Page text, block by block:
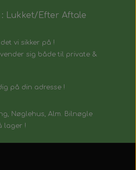
Lukket/Efter Aftale
vi sikker på !
sig både til private &
på din adresse !
Nøglehus, Alm. Bilnøgle
lager !